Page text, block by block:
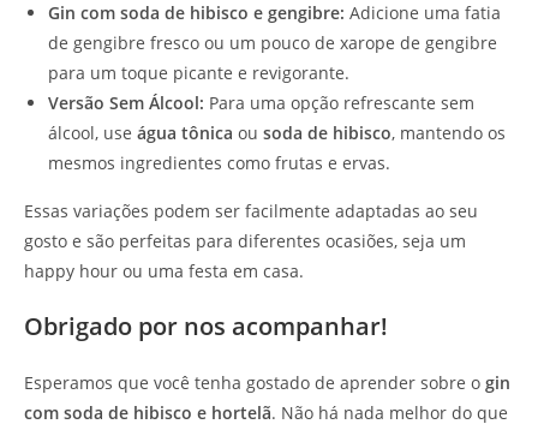
Gin com soda de hibisco e gengibre: Adicione uma fatia
de gengibre fresco ou um pouco de xarope de gengibre
para um toque picante e revigorante.
Versão Sem Álcool: Para uma opção refrescante sem
álcool, use água tônica ou soda de hibisco, mantendo os
mesmos ingredientes como frutas e ervas.
Essas variações podem ser facilmente adaptadas ao seu
gosto e são perfeitas para diferentes ocasiões, seja um
happy hour ou uma festa em casa.
Obrigado por nos acompanhar!
Esperamos que você tenha gostado de aprender sobre o gin
com soda de hibisco e hortelã. Não há nada melhor do que